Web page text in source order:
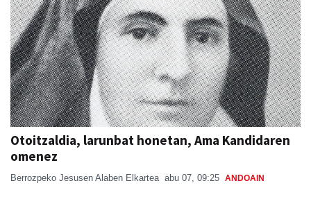
Otoitzaldia, larunbat honetan, Ama Kandidaren
omenez
Berrozpeko Jesusen Alaben Elkartea abu 07, 09:25 ANDOAIN